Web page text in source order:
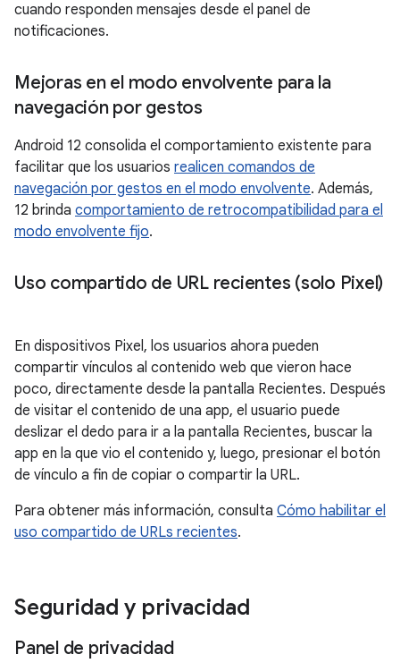
cuando responden mensajes desde el panel de
notificaciones.
Mejoras en el modo envolvente para la
navegación por gestos
Android 12 consolida el comportamiento existente para
facilitar que los usuarios realicen comandos de
navegación por gestos en el modo envolvente. Además,
12 brinda comportamiento de retrocompatibilidad para el
modo envolvente fijo.
Uso compartido de URL recientes (solo Pixel)
En dispositivos Pixel, los usuarios ahora pueden
compartir vínculos al contenido web que vieron hace
poco, directamente desde la pantalla Recientes. Después
de visitar el contenido de una app, el usuario puede
deslizar el dedo para ir a la pantalla Recientes, buscar la
app en la que vio el contenido y, luego, presionar el botón
de vínculo a fin de copiar o compartir la URL.
Para obtener más información, consulta Cómo habilitar el
uso compartido de URLs recientes.
Seguridad y privacidad
Panel de privacidad